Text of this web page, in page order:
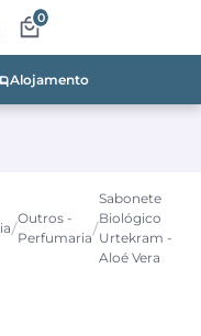
0
Alojamento
Outros -
Perfumaria
Sabonete
Biológico
Urtekram -
Aloé Vera